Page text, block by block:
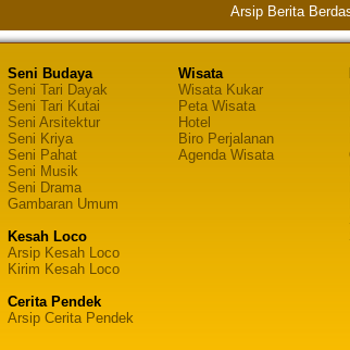
Arsip Berita
Seni Budaya
Seni Tari Dayak
Seni Tari Kutai
Seni Arsitektur
Seni Kriya
Seni Pahat
Seni Musik
Seni Drama
Gambaran Umum
Kesah Loco
Arsip Kesah Loco
Kirim Kesah Loco
Cerita Pendek
Arsip Cerita Pendek
Wisata
Wisata Kukar
Peta Wisata
Hotel
Biro Perjalanan
Agenda Wisata